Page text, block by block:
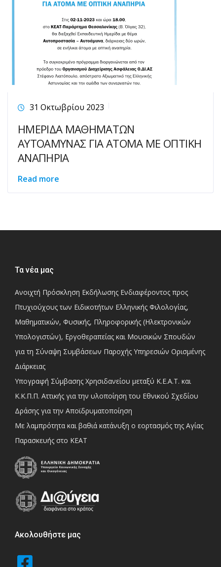
31 Οκτωβρίου 2023
ΗΜΕΡΙΔΑ ΜΑΘΗΜΑΤΩΝ
ΑΥΤΟΑΜΥΝΑΣ ΓΙΑ ΑΤΟΜΑ ΜΕ ΟΠΤΙΚΗ
ΑΝΑΠΗΡΙΑ
Read more
Τα νέα μας
Ανοιχτή Πρόσκληση Εκδήλωσης Ενδιαφέροντος προς
Πτυχιούχους των Ειδικοτήτων Ελληνικής Φιλολογίας,
Μαθηματικών, Φυσικής, Πληροφορικής (Ηλεκτρονικών
Υπολογιστών), Εργοθεραπείας και Μουσικών Σπουδών
για τη Σύναψη Συμβάσεων Παροχής Υπηρεσιών Ορισμένης
Διάρκειας
Υπογραφή Σύμβασης Χρησιδανείου μεταξύ Κ.Ε.Α.Τ. και
Κ.Κ.Π.Π. Αττικής για την υλοποίηση του Εθνικού Σχεδίου
Δράσης για την Αποϊδρυματοποίηση
Με λαμπρότητα και βαθιά κατάνυξη ο εορτασμός της Αγίας
Παρασκευής στο ΚΕΑΤ
Ακολουθήστε μας